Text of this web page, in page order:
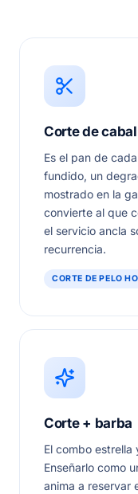
Corte de
Es el pan de
fundido, un
mostrado en la
convierte al que
el servicio ancla
recurrencia.
CORTE DE PELO
Corte + barba
El combo
Enseñarlo como
anima a reservar